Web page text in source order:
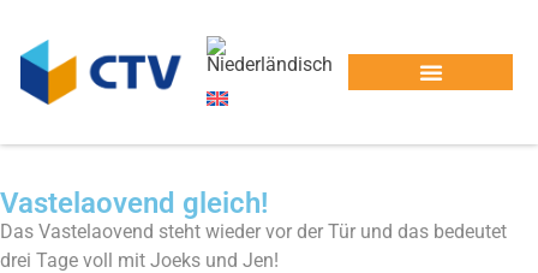
Blogs
Vastelaovend gleich!
Das Vastelaovend steht wieder vor der Tür und das bedeutet
drei Tage voll mit Joeks und Jen!